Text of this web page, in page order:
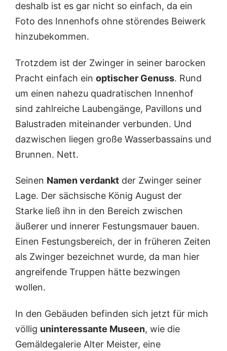
deshalb ist es gar nicht so einfach, da ein
Foto des Innenhofs ohne störendes Beiwerk
hinzubekommen.
Trotzdem ist der Zwinger in seiner barocken
Pracht einfach ein optischer Genuss. Rund
um einen nahezu quadratischen Innenhof
sind zahlreiche Laubengänge, Pavillons und
Balustraden miteinander verbunden. Und
dazwischen liegen große Wasserbassains und
Brunnen. Nett.
Seinen Namen verdankt der Zwinger seiner
Lage. Der sächsische König August der
Starke ließ ihn in den Bereich zwischen
äußerer und innerer Festungsmauer bauen.
Einen Festungsbereich, der in früheren Zeiten
als Zwinger bezeichnet wurde, da man hier
angreifende Truppen hätte bezwingen
wollen.
In den Gebäuden befinden sich jetzt für mich
völlig uninteressante Museen, wie die
Gemäldegalerie Alter Meister, eine